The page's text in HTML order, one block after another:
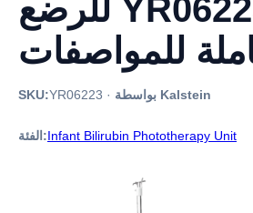
للرضع YR06223: مقارنة
للمواصفات
SKU:YR06223 · بواسطة Kalstein
الفئة:Infant Bilirubin Phototherapy Unit